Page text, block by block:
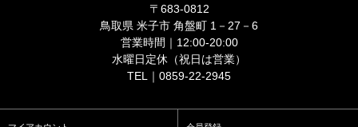
〒683-0812
鳥取県 米子市 角盤町 1－27－6
営業時間｜12:00-20:00
水曜日定休（祝日は営業）
TEL｜0859-22-2945